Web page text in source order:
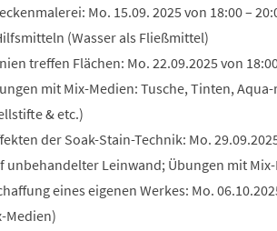
Mo. 15.09. 2025 von 18:00 –
(Wasser als Fließmittel)
treffen Flächen: Mo. 22.09.2025 von
mit Mix-Medien: Tusche, Tinten,
& etc.)
der Soak-Stain-Technik: Mo.
unbehandelter Leinwand; Übungen mit
eines eigenen Werkes: Mo.
Medien)